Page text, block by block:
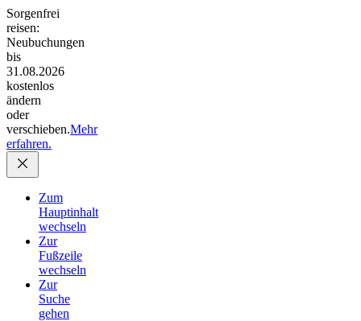
Sorgenfrei
reisen:
Neubuchungen
bis
31.08.2026
kostenlos
ändern
oder
verschieben.Mehr
erfahren.
Zum
Hauptinhalt
wechseln
Zur
Fußzeile
wechseln
Zur
Suche
gehen